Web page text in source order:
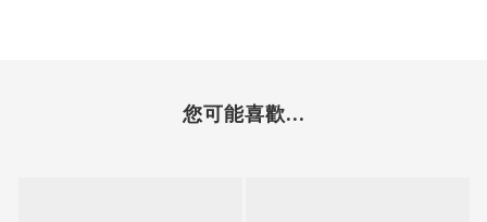
您可能喜歡...